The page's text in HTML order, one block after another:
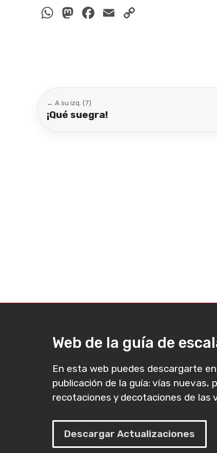
WhatsApp
Mastodon
Facebook
Email
← A su izq. (7)
¡Qué suegra!
Web de la guía de
En esta web puedes descargarte
publicación de la guía: vías
recotaciones y decotaciones de las
Descargar Actualizaciones